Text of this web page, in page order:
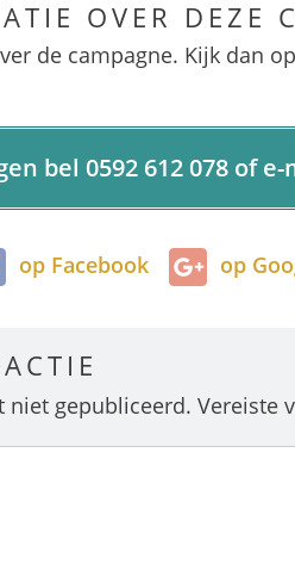
OVER DEZE
de campagne. Kijk dan
bel 0592 612 078 of
op Facebook op
niet gepubliceerd. Vereiste